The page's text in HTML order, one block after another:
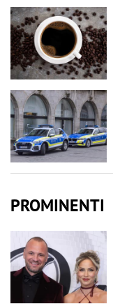
PROMINENTI